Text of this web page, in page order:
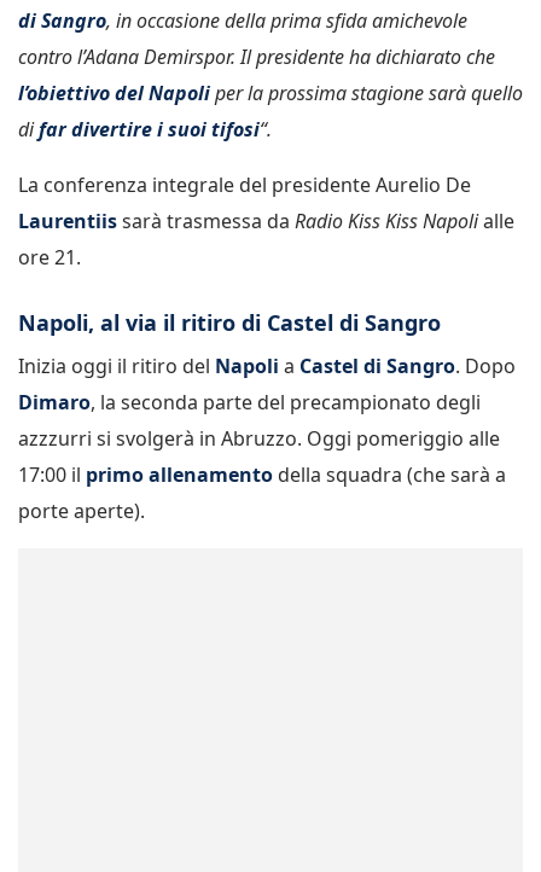
di Sangro, in occasione della prima sfida amichevole
contro l’Adana Demirspor. Il presidente ha dichiarato che
l’obiettivo del Napoliper la prossima stagione sarà quello
difar divertire i suoi tifosi“.
La conferenza integrale del presidente Aurelio De
Laurentiissarà trasmessa da Radio Kiss Kiss Napolialle
ore 21.
Napoli, al via il ritiro di Castel di Sangro
Inizia oggi il ritiro del Napoli a Castel di Sangro. Dopo
Dimaro, la seconda parte del precampionato degli
azzzurri si svolgerà in Abruzzo. Oggi pomeriggio alle
17:00 il primo allenamento della squadra (che sarà a
porte aperte).